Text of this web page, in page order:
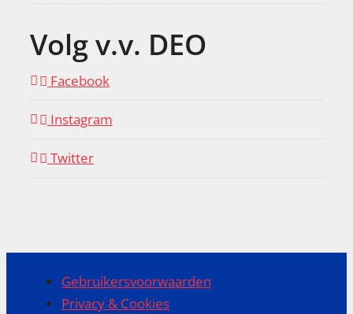
Volg v.v. DEO
Facebook
Instagram
Twitter
Gebruikersvoorwaarden
Privacy & Cookies